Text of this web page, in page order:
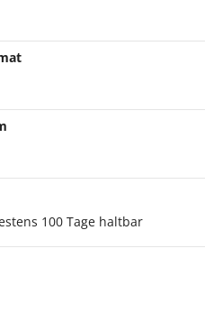
100 Tage haltbar